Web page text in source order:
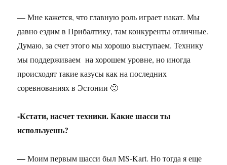
— Мне кажется, что главную роль играет накат. Мы
давно ездим в Прибалтику, там конкуренты отличные.
Думаю, за счет этого мы хорошо выступаем. Технику
мы поддерживаем на хорошем уровне, но иногда
происходят такие казусы как на последних
соревнованиях в Эстонии 🙂
-Кстати, насчет техники. Какие шасси ты
используешь?
—Моим первым шасси был MS-Kart. Но тогда я еще